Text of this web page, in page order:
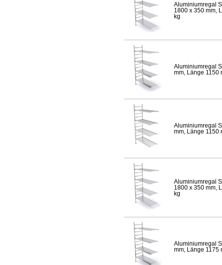
Aluminiumregal
1800 x 350 mm,
kg
Aluminiumregal
mm, Länge 1150
Aluminiumregal
mm, Länge 1150
Aluminiumregal
1800 x 350 mm,
kg
Aluminiumregal
mm, Länge 1175